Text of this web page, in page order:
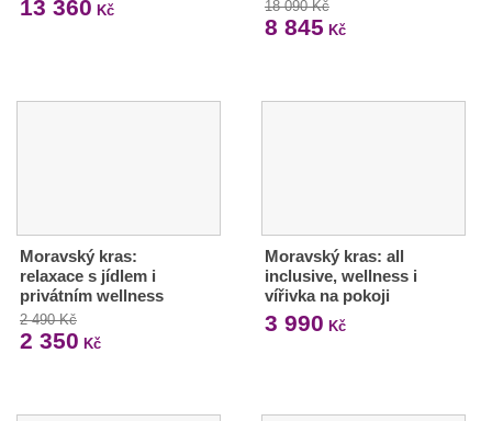
13 360 Kč 18 090 Kč
8 845 Kč
Moravský kras:
relaxace s jídlem i
privátním wellness
2 490 Kč
2 350 Kč
Moravský kras: all
inclusive, wellness i
vířivka na pokoji
3 990 Kč